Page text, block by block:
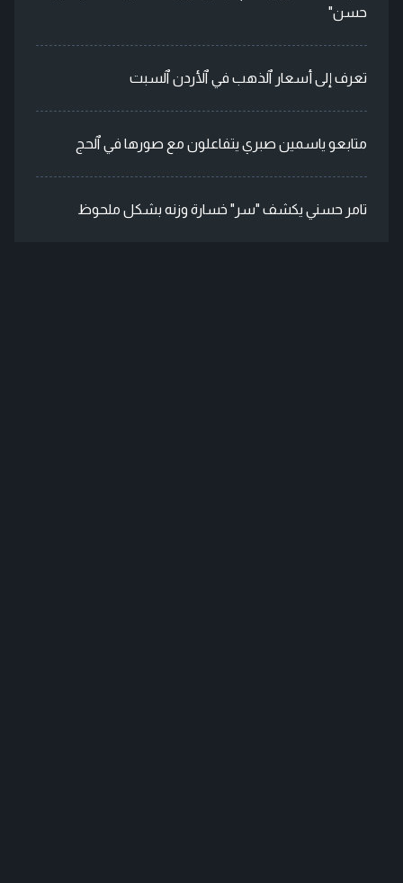
حسن"
تعرف إلى أسعار ٱلذهب في ٱلأردن ٱلسبت
متابعو ياسمين صبري يتفاعلون مع صورها في ٱلحج
تامر حسني يكشف "سر" خسارة وزنه بشكل ملحوظ